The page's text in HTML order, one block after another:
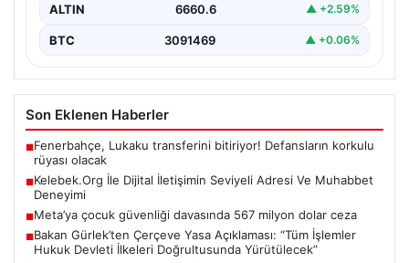
ALTIN 6660.6 ▲ +2.59%
BTC 3091469 ▲ +0.06%
Son Eklenen Haberler
■Fenerbahçe, Lukaku transferini bitiriyor! Defansların korkulu
rüyası olacak
■Kelebek.Org İle Dijital İletişimin Seviyeli Adresi Ve Muhabbet
Deneyimi
■Meta’ya çocuk güvenliği davasında 567 milyon dolar ceza
■Bakan Gürlek’ten Çerçeve Yasa Açıklaması: “Tüm İşlemler
Hukuk Devleti İlkeleri Doğrultusunda Yürütülecek”